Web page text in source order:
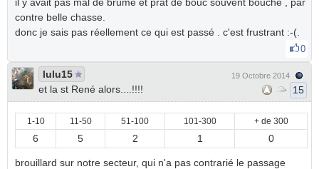
contre belle chasse.
donc je sais pas réellement ce qui est passé . c'est frustrant :-(.
0
lulu15
et la st René alors....!!!!
19 Octobre 2014
15
1-10 11-50 51-100 101-300 + de 300
6 5 2 1 0
brouillard sur notre secteur, qui n'a pas contrarié le passage